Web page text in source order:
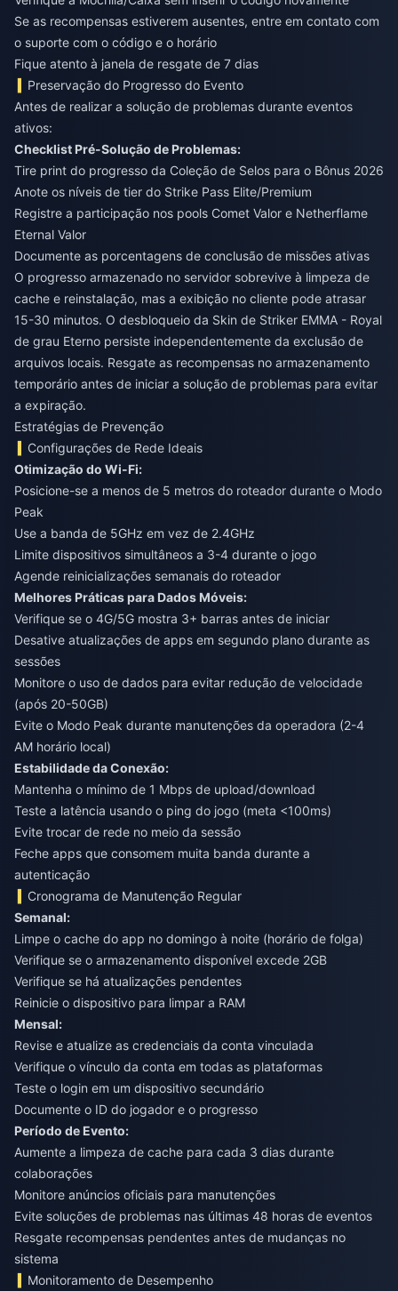
Se as recompensas estiverem ausentes, entre em contato com
o suporte com o código e o horário
Fique atento à janela de resgate de 7 dias
Preservação do Progresso do Evento
Antes de realizar a solução de problemas durante eventos
ativos:
Checklist Pré-Solução de Problemas:
Tire print do progresso da Coleção de Selos para o Bônus 2026
Anote os níveis de tier do Strike Pass Elite/Premium
Registre a participação nos pools Comet Valor e Netherflame
Eternal Valor
Documente as porcentagens de conclusão de missões ativas
O progresso armazenado no servidor sobrevive à limpeza de
cache e reinstalação, mas a exibição no cliente pode atrasar
15-30 minutos. O desbloqueio da Skin de Striker EMMA - Royal
de grau Eterno persiste independentemente da exclusão de
arquivos locais. Resgate as recompensas no armazenamento
temporário antes de iniciar a solução de problemas para evitar
a expiração.
Estratégias de Prevenção
Configurações de Rede Ideais
Otimização do Wi-Fi:
Posicione-se a menos de 5 metros do roteador durante o Modo
Peak
Use a banda de 5GHz em vez de 2.4GHz
Limite dispositivos simultâneos a 3-4 durante o jogo
Agende reinicializações semanais do roteador
Melhores Práticas para Dados Móveis:
Verifique se o 4G/5G mostra 3+ barras antes de iniciar
Desative atualizações de apps em segundo plano durante as
sessões
Monitore o uso de dados para evitar redução de velocidade
(após 20-50GB)
Evite o Modo Peak durante manutenções da operadora (2-4
AM horário local)
Estabilidade da Conexão:
Mantenha o mínimo de 1 Mbps de upload/download
Teste a latência usando o ping do jogo (meta <100ms)
Evite trocar de rede no meio da sessão
Feche apps que consomem muita banda durante a
autenticação
Cronograma de Manutenção Regular
Semanal:
Limpe o cache do app no domingo à noite (horário de folga)
Verifique se o armazenamento disponível excede 2GB
Verifique se há atualizações pendentes
Reinicie o dispositivo para limpar a RAM
Mensal:
Revise e atualize as credenciais da conta vinculada
Verifique o vínculo da conta em todas as plataformas
Teste o login em um dispositivo secundário
Documente o ID do jogador e o progresso
Período de Evento:
Aumente a limpeza de cache para cada 3 dias durante
colaborações
Monitore anúncios oficiais para manutenções
Evite soluções de problemas nas últimas 48 horas de eventos
Resgate recompensas pendentes antes de mudanças no
sistema
Monitoramento de Desempenho